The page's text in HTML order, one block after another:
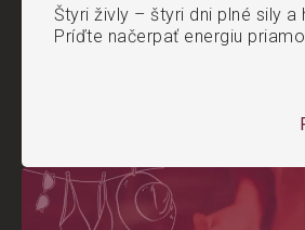
Štyri živly – štyri dni plné sily a
Príďte načerpať energiu